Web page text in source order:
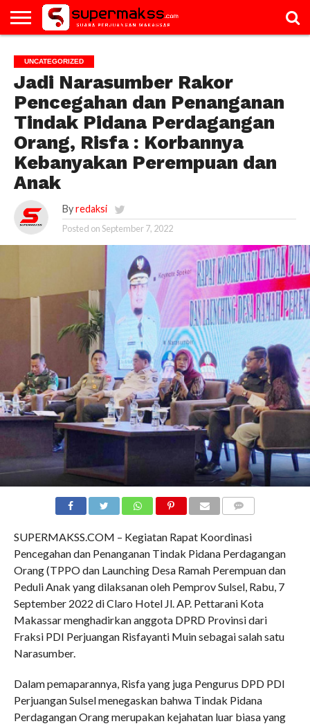
GALERI
ARTIKEL
BM
BERGERAK
PAC
PROFILE
VIDEO
UNCATEGORIZED
Jadi Narasumber Rakor
Pencegahan dan Penanganan
Tindak Pidana Perdagangan
Orang, Risfa : Korbannya
Kebanyakan Perempuan dan
Anak
By redaksi
Posted onSeptember 7, 2022
SUPERMAKSS.COM – Kegiatan Rapat Koordinasi
Pencegahan dan Penanganan Tindak Pidana Perdagangan
Orang (TPPO dan Launching Desa Ramah Perempuan dan
Peduli Anak yang dilaksanan oleh Pemprov Sulsel, Rabu, 7
September 2022 di Claro Hotel Jl. AP. Pettarani Kota
Makassar menghadirkan anggota DPRD Provinsi dari
Fraksi PDI Perjuangan Risfayanti Muin sebagai salah satu
Narasumber.
Dalam pemaparannya, Risfa yang juga Pengurus DPD PDI
Perjuangan Sulsel menegaskan bahwa Tindak Pidana
Perdagangan Orang merupakan kejahatan luar biasa yang